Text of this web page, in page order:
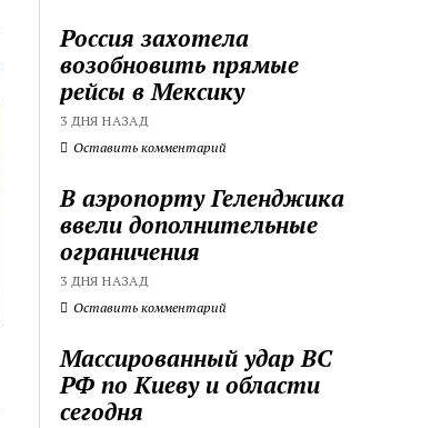
Россия захотела
возобновить прямые
рейсы в Мексику
3 ДНЯ НАЗАД
Оставить комментарий
В аэропорту Геленджика
ввели дополнительные
ограничения
3 ДНЯ НАЗАД
Оставить комментарий
Массированный удар ВС
РФ по Киеву и области
сегодня